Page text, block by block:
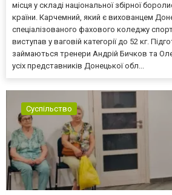
місця у складі національної збірної
країни. Карчемний, який є вихованцем
спеціалізованого фахового коледжу
виступав у ваговій категорії до 52 кг.
займаються тренери Андрій Бичков та
усіх представників Донецької обл...
Суспільство